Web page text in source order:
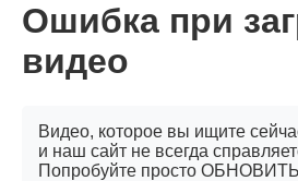
Ошибка при
видео
Видео, которое вы ищите
и наш сайт не всегда
Попробуйте просто